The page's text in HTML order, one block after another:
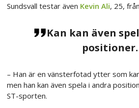
Sundsvall testar även Kevin Ali, 25, från
Kan kan även
positioner.
– Han är en vänsterfotad ytter som
men han kan även spela i andra
ST-sporten.